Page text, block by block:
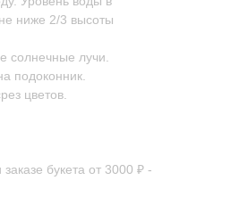
ниже 2/3 высоты
солнечные лучи.
подоконник.
цветов.
букета от 3000 ₽ -